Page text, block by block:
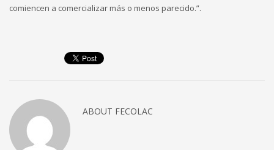
comiencen a comercializar más o menos parecido.”.
ABOUT FECOLAC